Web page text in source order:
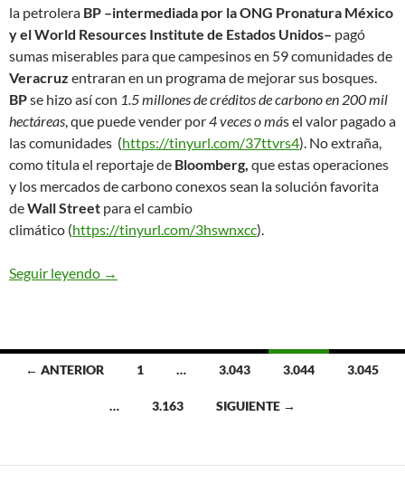
la petrolera BP –intermediada por la ONG Pronatura México
y el World Resources Institute de Estados Unidos– pagó
sumas miserables para que campesinos en 59 comunidades de
Veracruz entraran en un programa de mejorarsus bosques.
BPse hizo así con 1.5 millones de créditos de carbono en 200 mil
hectáreas , que puede vender por4 veces o más el valor pagado a
las comunidades (https://tinyurl.com/37ttvrs4). No extraña,
como titula el reportaje de Bloomberg, que estas operaciones
y los mercados de carbono conexos sean la solución favorita
deWall Street para el cambio
climático (https://tinyurl.com/3hswnxcc).
Seguir leyendo Colonialismo climático
→
las
← ANTERIOR 1 … 3.043 3.044 3.045
… 3.163 SIGUIENTE →